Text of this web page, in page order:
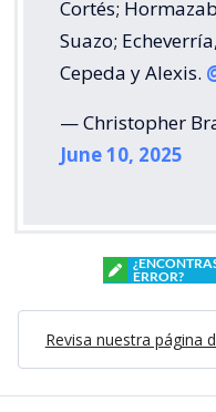
Cortés;
Suazo;
Cepeda y Alexis.
— Christopher
June 10, 2025
ERROR?
Revisa nuestra página